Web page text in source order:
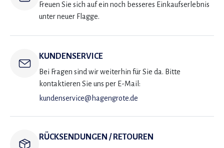
Freuen Sie sich auf ein noch besseres Einkaufserlebnis
unter neuer Flagge.
KUNDENSERVICE
Bei Fragen sind wir weiterhin für Sie da. Bitte
kontaktieren Sie uns per E-Mail:
kundenservice@hagengrote.de
RÜCKSENDUNGEN / RETOUREN